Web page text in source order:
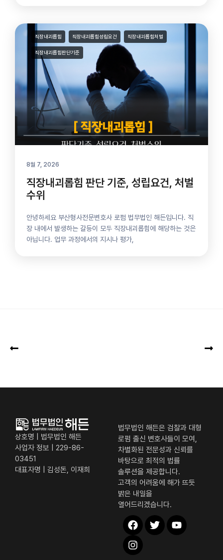
직장내괴롭힘 직장내괴롭힘성립요건 직장내괴롭힘처벌
직장내괴롭힘판단기준
8월 7, 2026
직장내괴롭힘 판단 기준, 성립요건, 처벌
수위
안녕하세요 부산형사전문변호사 로펌 법무법인 해든입니다. 직
장 내에서 발생하는 갈등이 모두 직장내괴롭힘에 해당하는 것은
아닙니다. 업무 과정에서의 지시나 평가,
상호명 | 법무법인 해든
사업자 정보 | 229-86-
03451
대표자명 | 김성돈, 이재희
법무법인 해든은 검찰과 대형
로펌 출신 변호사들이 모여,
차별화된 전문성과 신뢰를
바탕으로 최적의 법률
솔루션을 제공합니다.
고객의 어려움에 해가 뜨듯
밝은 내일을
열어드리겠습니다.